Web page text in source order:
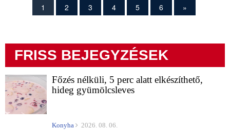
1 2 3 4 5 6 »
FRISS BEJEGYZÉSEK
Főzés nélküli, 5 perc alatt elkészíthető,
hideg gyümölcsleves
Konyha 2026. 08. 06.